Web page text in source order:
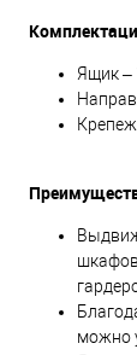
Ящик –
можно